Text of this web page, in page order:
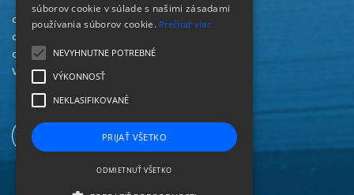
odd. beletrie 034/654 3780
odd. odbornej literatúry 034/651 2710
odd. pre deti a mládež 034/654 6519
Viac kontaktov nájdete
súborov cookie v súlade s našimi zásadami
používania súborov cookie. Prečítať viac
NEVYHNUTNE POTREBNÉ
VÝKONNOSŤ
NEKLASIFIKOVANÉ
PRIJAŤ VŠETKO
ODMIETNUŤ VŠETKO